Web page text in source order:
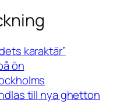
karaktär”
ön
till nya ghetton